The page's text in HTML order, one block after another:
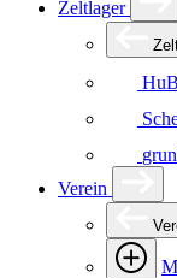
Zeltlager
HuB
Verein